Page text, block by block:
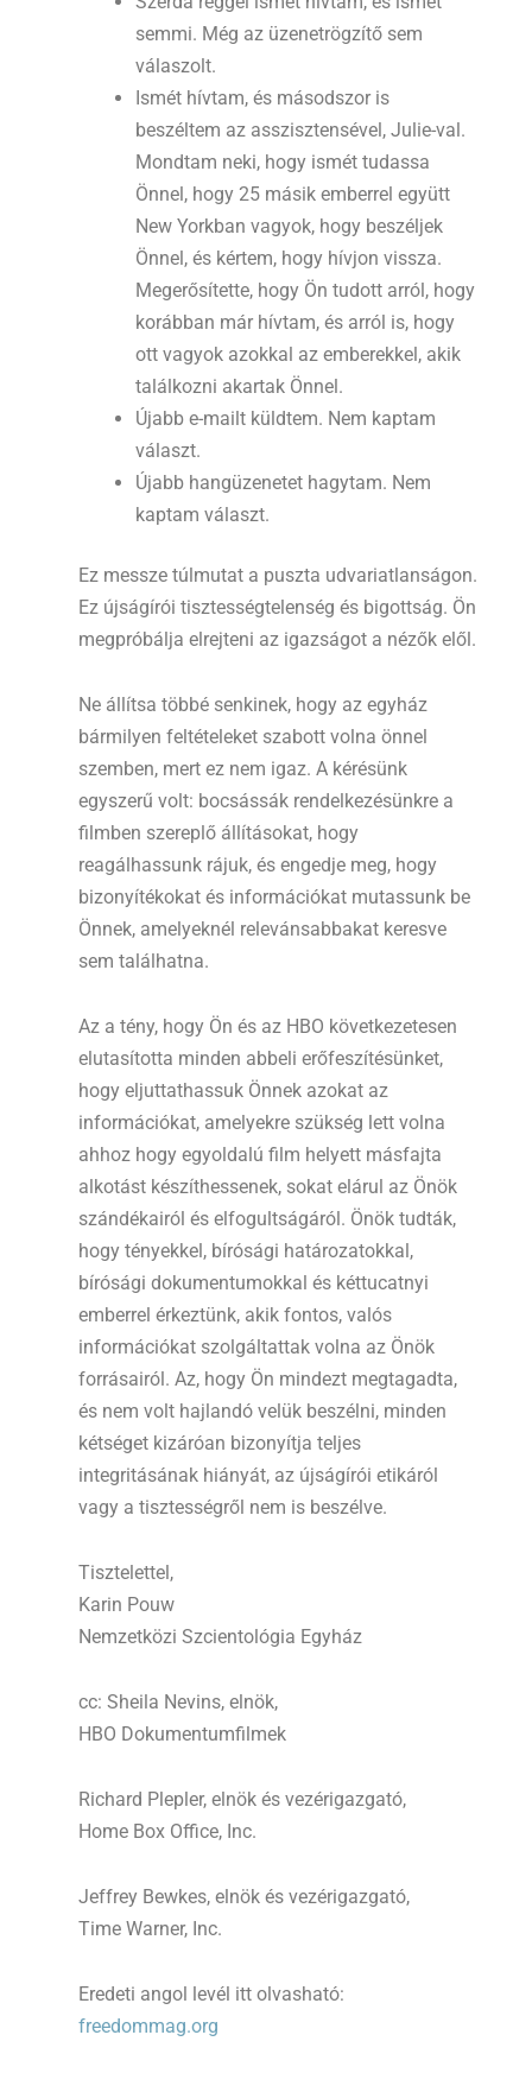
semmi. Még az üzenetrögzítő sem
válaszolt.
Ismét hívtam, és másodszor is
beszéltem az asszisztensével, Julie-val.
Mondtam neki, hogy ismét tudassa
Önnel, hogy 25 másik emberrel együtt
New Yorkban vagyok, hogy beszéljek
Önnel, és kértem, hogy hívjon vissza.
Megerősítette, hogy Ön tudott arról, hogy
korábban már hívtam, és arról is, hogy
ott vagyok azokkal az emberekkel, akik
találkozni akartak Önnel.
Újabb e-mailt küldtem. Nem kaptam
választ.
Újabb hangüzenetet hagytam. Nem
kaptam választ.
Ez messze túlmutat a puszta udvariatlanságon.
Ez újságírói tisztességtelenség és bigottság. Ön
megpróbálja elrejteni az igazságot a nézők elől.
Ne állítsa többé senkinek, hogy az egyház
bármilyen feltételeket szabott volna önnel
szemben, mert ez nem igaz. A kérésünk
egyszerű volt: bocsássák rendelkezésünkre a
filmben szereplő állításokat, hogy
reagálhassunk rájuk, és engedje meg, hogy
bizonyítékokat és információkat mutassunk be
Önnek, amelyeknél relevánsabbakat keresve
sem találhatna.
Az a tény, hogy Ön és az HBO következetesen
elutasította minden abbeli erőfeszítésünket,
hogy eljuttathassuk Önnek azokat az
információkat, amelyekre szükség lett volna
ahhoz hogy egyoldalú film helyett másfajta
alkotást készíthessenek, sokat elárul az Önök
szándékairól és elfogultságáról. Önök tudták,
hogy tényekkel, bírósági határozatokkal,
bírósági dokumentumokkal és kéttucatnyi
emberrel érkeztünk, akik fontos, valós
információkat szolgáltattak volna az Önök
forrásairól. Az, hogy Ön mindezt megtagadta,
és nem volt hajlandó velük beszélni, minden
kétséget kizáróan bizonyítja teljes
integritásának hiányát, az újságírói etikáról
vagy a tisztességről nem is beszélve.
Tisztelettel,
Karin Pouw
Nemzetközi Szcientológia Egyház
cc: Sheila Nevins, elnök,
HBO Dokumentumfilmek
Richard Plepler, elnök és vezérigazgató,
Home Box Office, Inc.
Jeffrey Bewkes, elnök és vezérigazgató,
Time Warner, Inc.
Eredeti angol levél itt olvasható:
freedommag.org